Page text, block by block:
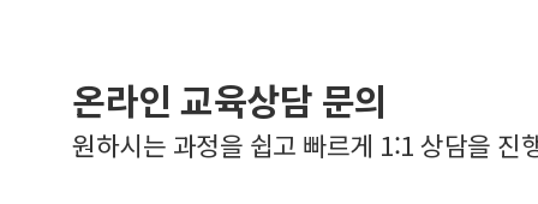
온라인 교육상담 문의
원하시는 과정을 쉽고 빠르게 1:1 상담을 진